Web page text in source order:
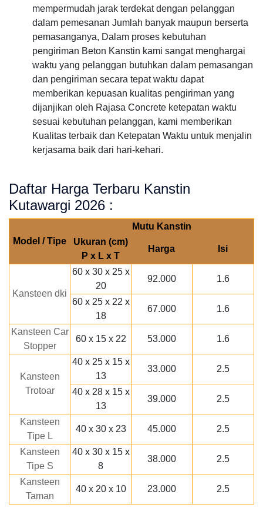
mempermudah jarak terdekat dengan pelanggan
dalam pemesanan Jumlah banyak maupun berserta
pemasanganya, Dalam proses kebutuhan
pengiriman Beton Kanstin kami sangat menghargai
waktu yang pelanggan butuhkan dalam pemasangan
dan pengiriman secara tepat waktu dapat
memberikan kepuasan kualitas pengiriman yang
dijanjikan oleh Rajasa Concrete ketepatan waktu
sesuai kebutuhan pelanggan, kami memberikan
Kualitas terbaik dan Ketepatan Waktu untuk menjalin
kerjasama baik dari hari-kehari.
Daftar Harga Terbaru Kanstin
Kutawargi 2026 :
Model / Tipe
Mutu Kanstin
Ukuran (cm)
P x L x T
Harga Isi
Kansteen dki
60 x 30 x 25 x
20
92.000 1.6
60 x 25 x 22 x
18
67.000 1.6
Kansteen Car
Stopper
60 x 15 x 22 53.000 1.6
Kansteen
Trotoar
40 x 25 x 15 x
13
33.000 2.5
40 x 28 x 15 x
13
39.000 2.5
Kansteen
Tipe L
40 x 30 x 23 45.000 2.5
Kansteen
Tipe S
40 x 30 x 15 x
8
38.000 2.5
Kansteen
Taman
40 x 20 x 10 23.000 2.5